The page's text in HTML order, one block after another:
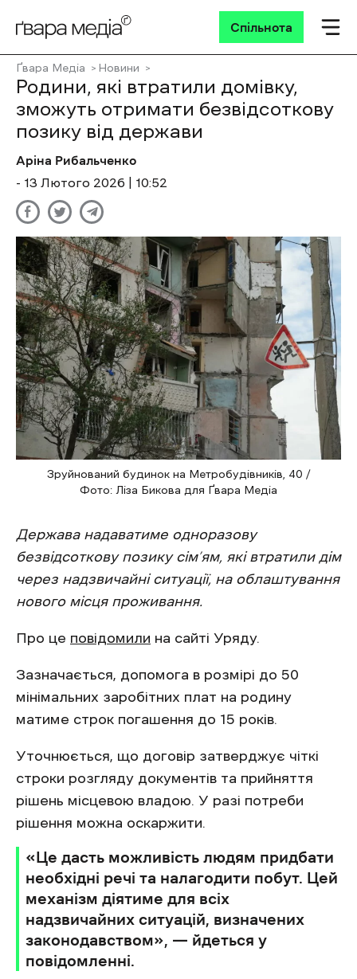
Спільнота
Ґвара Медіа Новини
Родини, які втратили домівку,
зможуть отримати безвідсоткову
позику від держави
Аріна Рибальченко
- 13 Лютого 2026 | 10:52
Зруйнований будинок на Метробудівників, 40 /
Фото: Ліза Бикова для Ґвара Медіа
Держава надаватиме одноразову
безвідсоткову позику сім’ям, які втратили дім
через надзвичайні ситуації, на облаштування
нового місця проживання.
Про це повідомили на сайті Уряду.
Зазначається, допомога в розмірі до 50
мінімальних заробітних плат на родину
матиме строк погашення до 15 років.
Уточнюється, що договір затверджує чіткі
строки розгляду документів та прийняття
рішень місцевою владою. У разі потреби
рішення можна оскаржити.
«Це дасть можливість людям придбати
необхідні речі та налагодити побут. Цей
механізм діятиме для всіх
надзвичайних ситуацій, визначених
законодавством», — йдеться у
повідомленні.